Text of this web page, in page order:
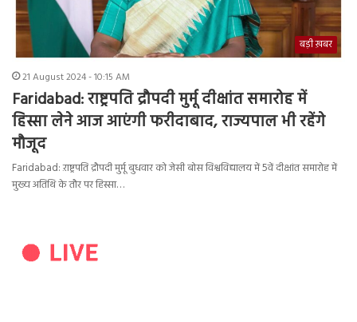
बड़ी ख़बर
21 August 2024 - 10:15 AM
Faridabad: राष्ट्रपति द्रौपदी मुर्मू दीक्षांत समारोह में
हिस्सा लेने आज आएंगी फरीदाबाद, राज्यपाल भी रहेंगे
मौजूद
Faridabad: ऱाष्ट्रपति द्रौपदी मुर्मू बुधवार को जेसी बोस विश्वविद्यालय में 5वें दीक्षांत समारोह में
मुख्य अतिथि के तौर पर हिस्सा…